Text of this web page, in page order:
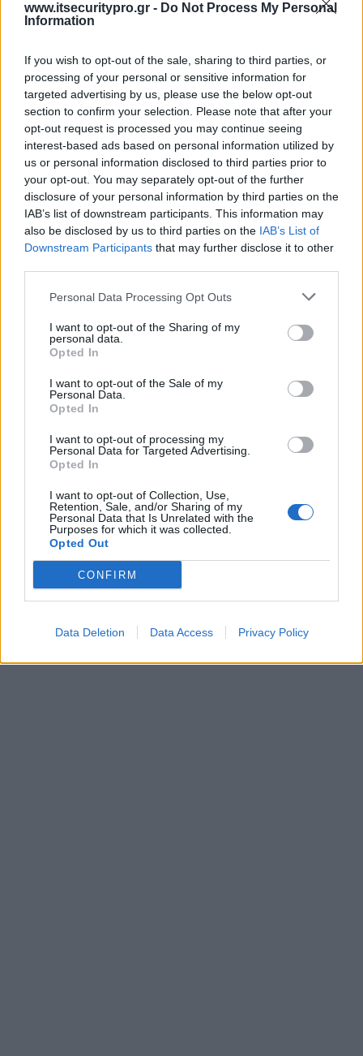
www.itsecuritypro.gr - Do Not Process My Personal
Information
If you wish to opt-out of the sale, sharing to third parties, or
processing of your personal or sensitive information for
targeted advertising by us, please use the below opt-out
section to confirm your selection. Please note that after your
opt-out request is processed you may continue seeing
interest-based ads based on personal information utilized by
us or personal information disclosed to third parties prior to
your opt-out. You may separately opt-out of the further
disclosure of your personal information by third parties on the
IAB’s list of downstream participants. This information may
also be disclosed by us to third parties on the IAB’s List of
Downstream Participants that may further disclose it to other
Personal Data Processing Opt Outs
I want to opt-out of the Sharing of my
personal data.
Opted In
I want to opt-out of the Sale of my
Personal Data.
Opted In
I want to opt-out of processing my
Personal Data for Targeted Advertising.
Opted In
I want to opt-out of Collection, Use,
Retention, Sale, and/or Sharing of my
Personal Data that Is Unrelated with the
Purposes for which it was collected.
Opted Out
CONFIRM
Data Deletion Data Access Privacy Policy
ΣΧΕΤΙΚΑ ΑΡΘΡΑ
Σχόλιο της Kaspersky Lab αναφορικά με τις
ευπάθειες στο λογισμικό επικοινωνίας
WhatsApp
Η Kaspersky Lab προστατεύει τις
επιχειρήσεις blockchain από ψηφιακές
επιθέσεις και απάτες
Η Kaspersky Lab ενώνει τις δυνάμεις της με
τεχνική καθοδήγηση για το IoT
ΕΓΓΡΑΦΗ ΣΤΟ NEWSLETTER
ΤΕΛΕΥΤΑΙΟ ΤΕΥΧΟΣ
Περιεχόμενα τεύχους